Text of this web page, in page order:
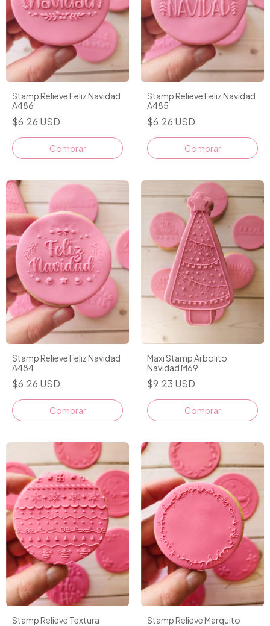
Stamp Relieve Feliz Navidad
A486
$6.26 USD
Stamp Relieve Feliz Navidad
A485
$6.26 USD
Stamp Relieve Feliz Navidad
A484
$6.26 USD
Maxi Stamp Arbolito
Navidad M69
$9.23 USD
Comprar
Stamp Relieve Textura
Stamp Relieve Marquito